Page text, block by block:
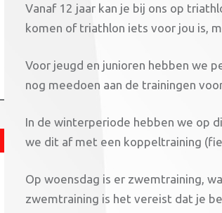
Vanaf 12 jaar kan je bij ons op
komen of triathlon iets voor jou is,
Voor jeugd en junioren hebben we
nog meedoen aan de trainingen
In de winterperiode hebben we op
we dit af met een koppeltraining
Op woensdag is er zwemtraining,
zwemtraining is het vereist dat je